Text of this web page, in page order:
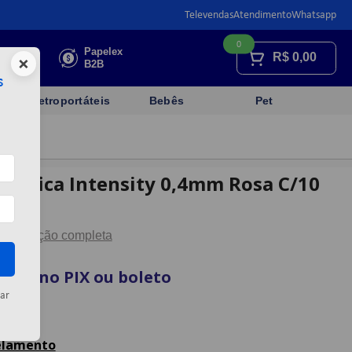
TelevendasAtendimentoWhatsapp
Faça sua
cotação
Papelex
B2B
R$ 0,00
0
Eletroportáteis Bebês Pet
Intensity 0,4mm Rosa C/10
Descrição completa
no PIX ou boleto
×